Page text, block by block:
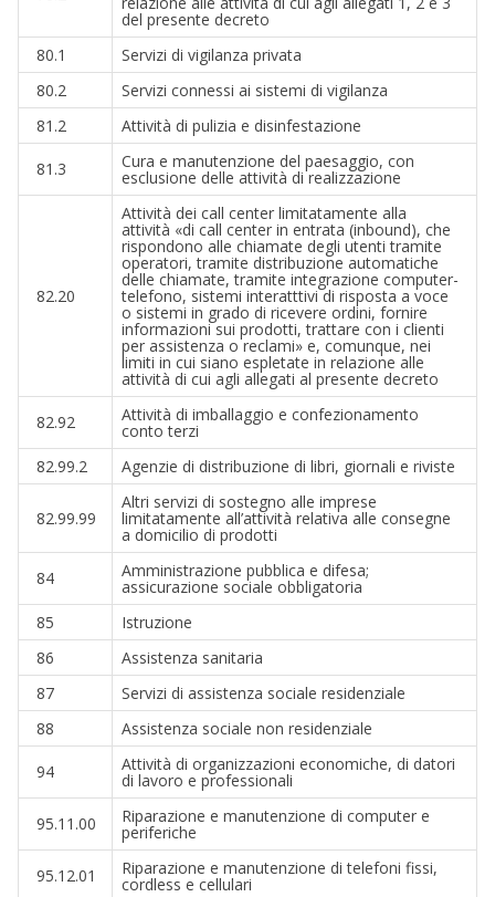
del presente decreto
80.1
Servizi di vigilanza privata
80.2
Servizi connessi ai sistemi di vigilanza
81.2
Attività di pulizia e disinfestazione
81.3 Cura e manutenzione del paesaggio, con
esclusione delle attività di realizzazione
82.20
Attività dei call center limitatamente alla
attività «di call center in entrata (inbound), che
rispondono alle chiamate degli utenti tramite
operatori, tramite distribuzione automatiche
delle chiamate, tramite integrazione computer-
telefono, sistemi interatttivi di risposta a voce
o sistemi in grado di ricevere ordini, fornire
informazioni sui prodotti, trattare con i clienti
per assistenza o reclami» e, comunque, nei
limiti in cui siano espletate in relazione alle
attività di cui agli allegati al presente decreto
82.92 Attività di imballaggio e confezionamento
conto terzi
82.99.2
Agenzie di distribuzione di libri, giornali e riviste
82.99.99
Altri servizi di sostegno alle imprese
limitatamente all’attività relativa alle consegne
a domicilio di prodotti
84 Amministrazione pubblica e difesa;
assicurazione sociale obbligatoria
85
Istruzione
86
Assistenza sanitaria
87
Servizi di assistenza sociale residenziale
88
Assistenza sociale non residenziale
94 Attività di organizzazioni economiche, di datori
di lavoro e professionali
95.11.00 Riparazione e manutenzione di computer e
periferiche
95.12.01 Riparazione e manutenzione di telefoni fissi,
cordless e cellulari